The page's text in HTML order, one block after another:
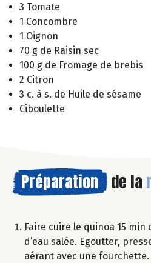
3 Tomate
1 Concombre
1 Oignon
70 g de Raisin sec
100 g de Fromage de brebis
2 Citron
3 c. à s. de Huile de sésame
Ciboulette
Préparation de la
Faire cuire le quinoa 15 min
d’eau salée. Egoutter,
aérant avec une fourchette.